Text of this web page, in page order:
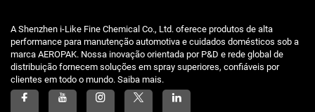
A Shenzhen i-Like Fine Chemical Co., Ltd. oferece produtos de alta
performance para manutenção automotiva e cuidados domésticos sob a
marca AEROPAK. Nossa inovação orientada por P&D e rede global de
distribuição fornecem soluções em spray superiores, confiáveis por
clientes em todo o mundo. Saiba mais.